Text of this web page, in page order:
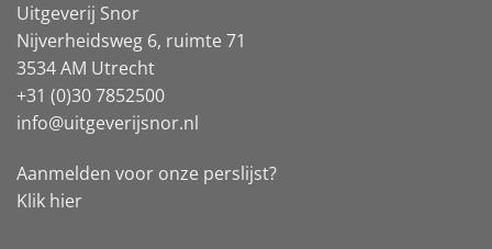
Uitgeverij Snor
Nijverheidsweg 6, ruimte 71
3534 AM Utrecht
+31 (0)30 7852500
info@uitgeverijsnor.nl
Aanmelden voor onze perslijst?
Klik hier